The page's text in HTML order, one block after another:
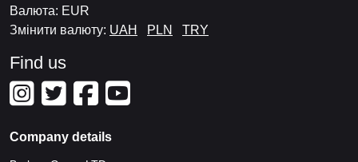
Валюта: EUR
Змінити валюту: UAH PLN TRY
Find us
Company details